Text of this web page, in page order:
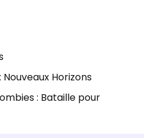
Horizons
: Bataille pour